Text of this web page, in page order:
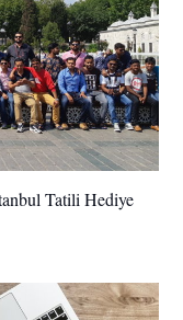
Tatili Hediye